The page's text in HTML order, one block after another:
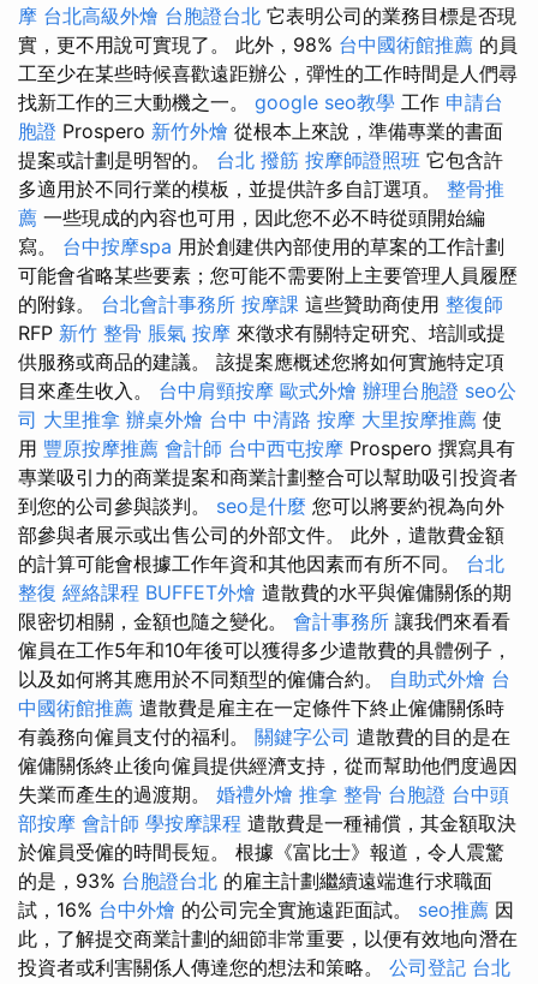
摩 台北高級外燴 台胞證台北 它表明公司的業務目標是否現
實，更不用說可實現了。 此外，98% 台中國術館推薦 的員
工至少在某些時候喜歡遠距辦公，彈性的工作時間是人們尋
找新工作的三大動機之一。 google seo教學 工作 申請台
胞證 Prospero 新竹外燴 從根本上來說，準備專業的書面
提案或計劃是明智的。 台北 撥筋 按摩師證照班 它包含許
多適用於不同行業的模板，並提供許多自訂選項。 整骨推
薦 一些現成的內容也可用，因此您不必不時從頭開始編
寫。 台中按摩spa 用於創建供內部使用的草案的工作計劃
可能會省略某些要素；您可能不需要附上主要管理人員履歷
的附錄。 台北會計事務所 按摩課 這些贊助商使用 整復師
RFP 新竹 整骨 脹氣 按摩 來徵求有關特定研究、培訓或提
供服務或商品的建議。 該提案應概述您將如何實施特定項
目來產生收入。 台中肩頸按摩 歐式外燴 辦理台胞證 seo公
司 大里推拿 辦桌外燴 台中 中清路 按摩 大里按摩推薦 使
用 豐原按摩推薦 會計師 台中西屯按摩 Prospero 撰寫具有
專業吸引力的商業提案和商業計劃整合可以幫助吸引投資者
到您的公司參與談判。 seo是什麼 您可以將要約視為向外
部參與者展示或出售公司的外部文件。 此外，遣散費金額
的計算可能會根據工作年資和其他因素而有所不同。 台北
整復 經絡課程 BUFFET外燴 遣散費的水平與僱傭關係的期
限密切相關，金額也隨之變化。 會計事務所 讓我們來看看
僱員在工作5年和10年後可以獲得多少遣散費的具體例子，
以及如何將其應用於不同類型的僱傭合約。 自助式外燴 台
中國術館推薦 遣散費是雇主在一定條件下終止僱傭關係時
有義務向僱員支付的福利。 關鍵字公司 遣散費的目的是在
僱傭關係終止後向僱員提供經濟支持，從而幫助他們度過因
失業而產生的過渡期。 婚禮外燴 推拿 整骨 台胞證 台中頭
部按摩 會計師 學按摩課程 遣散費是一種補償，其金額取決
於僱員受僱的時間長短。 根據《富比士》報道，令人震驚
的是，93% 台胞證台北 的雇主計劃繼續遠端進行求職面
試，16% 台中外燴 的公司完全實施遠距面試。 seo推薦 因
此，了解提交商業計劃的細節非常重要，以便有效地向潛在
投資者或利害關係人傳達您的想法和策略。 公司登記 台北